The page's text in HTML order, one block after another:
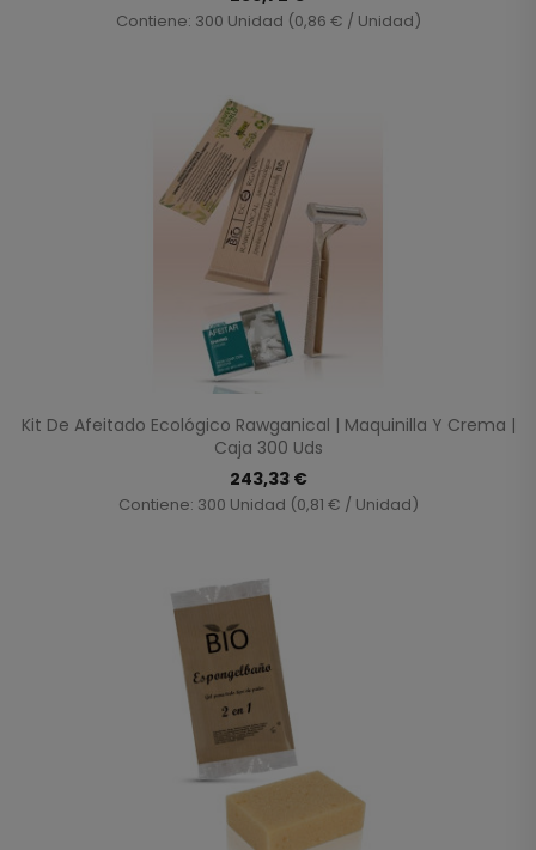
Contiene: 300 Unidad (0,86 € / Unidad)
Kit De Afeitado Ecológico Rawganical | Maquinilla Y Crema |
Caja 300 Uds
243,33 €
Contiene: 300 Unidad (0,81 € / Unidad)